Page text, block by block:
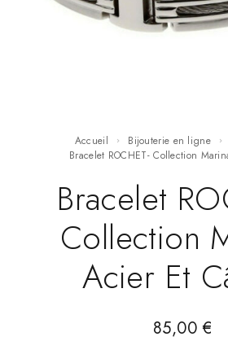
Accueil Bijouterie en ligne
Bracelet ROCHET- Collection
Bracelet
Collection
Acier Et
85,00€